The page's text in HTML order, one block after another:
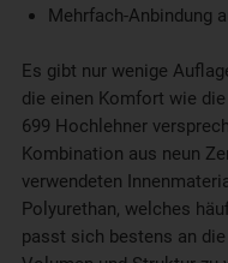
Mehrfach-Anbindung
Es gibt nur wenige
die einen Komfort wie
699 Hochlehner
Kombination aus neun
verwendeten
Polyurethan, welches
passt sich bestens an